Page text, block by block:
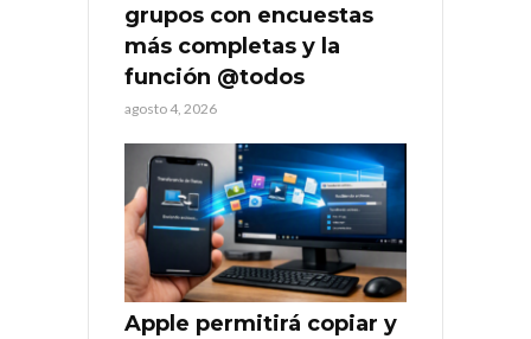
grupos con encuestas
más completas y la
función @todos
agosto 4, 2026
Apple permitirá copiar y